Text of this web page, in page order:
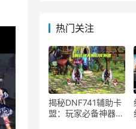
热门关注
揭秘DNF741辅助卡
盟：玩家必备神器-